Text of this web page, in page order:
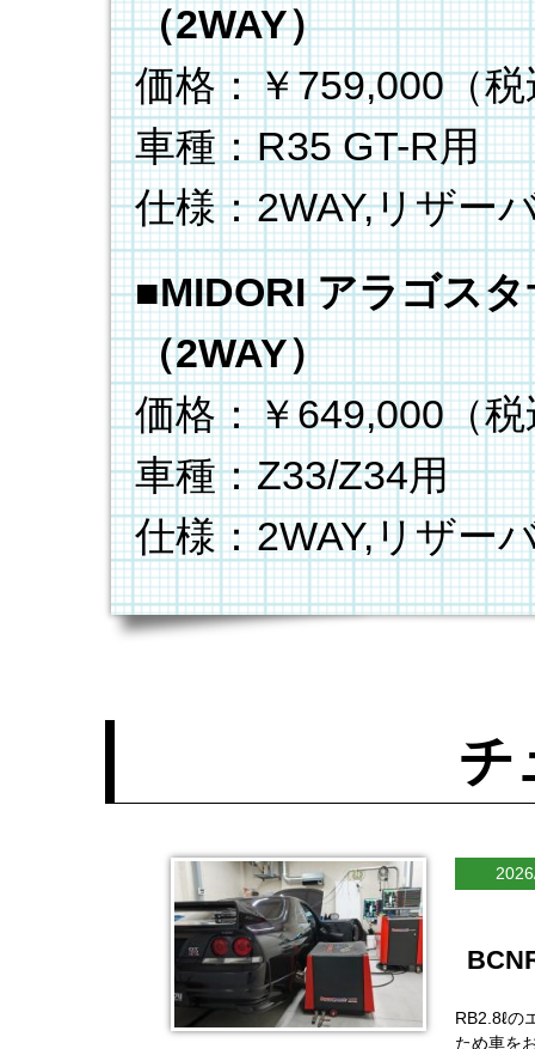
（2WAY）
価格：￥759,000（
車種：R35 GT-R用
仕様：2WAY,リザー
■MIDORI アラゴス
（2WAY）
価格：￥649,000（
車種：Z33/Z34用
仕様：2WAY,リザー
チ
RB2.8ℓの
ため車を